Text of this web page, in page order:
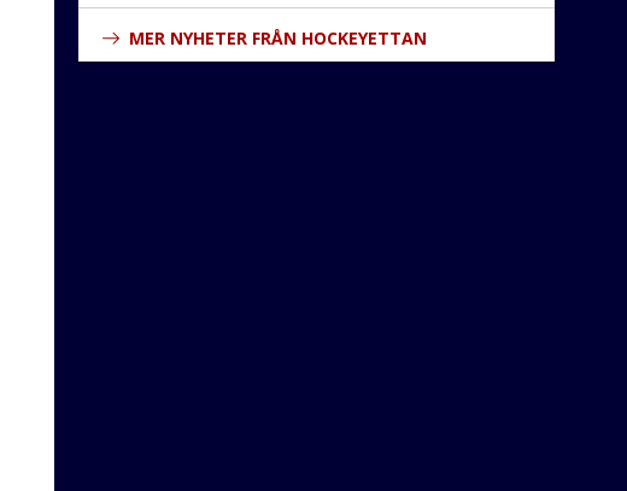
MER NYHETER FRÅN HOCKEYETTAN